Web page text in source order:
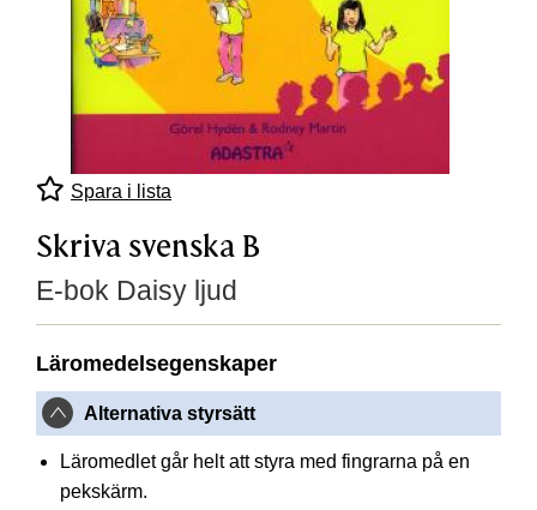
Spara i lista
Skriva svenska B
E-bok Daisy ljud
Läromedelsegenskaper
Alternativa styrsätt
Läromedlet går helt att styra med fingrarna på en
pekskärm.